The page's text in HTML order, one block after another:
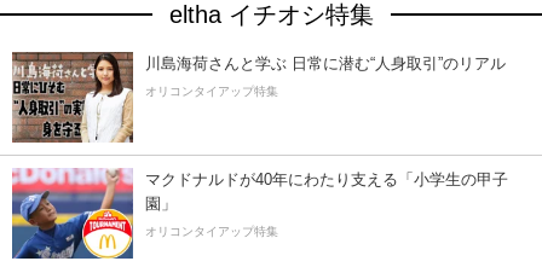
eltha イチオシ特集
川島海荷さんと学ぶ 日常に潜む“人身取引”のリアル
オリコンタイアップ特集
マクドナルドが40年にわたり支える「小学生の甲子
園」
オリコンタイアップ特集